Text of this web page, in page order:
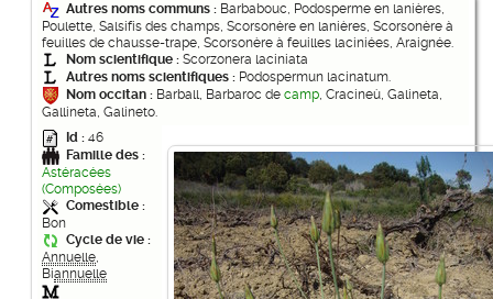
Autres noms communs : Barbabouc, Podosperme en lanières,
Poulette, Salsifis des champs, Scorsonère en lanières, Scorsonère à
feuilles de chausse-trape, Scorsonère à feuilles laciniées, Araignée.
Nom scientifique : Scorzonera laciniata
Autres noms scientifiques : Podospermun lacinatum.
Nom occitan : Barball, Barbaroc de camp, Cracineù, Galineta,
Gallineta, Galineto.
Id : 46
Famille des :
Astéracées
(Composées)
Comestible :
Bon
Cycle de vie :
Annuelle,
Biannuelle